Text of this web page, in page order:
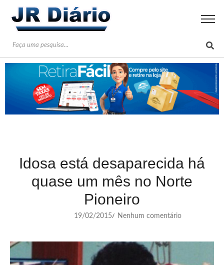
Idosa está desaparecida há
quase um mês no Norte
Pioneiro
19/02/2015/ Nenhum comentário